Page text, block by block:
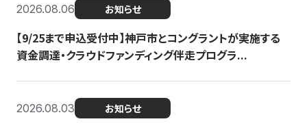
2026.08.06 お知らせ
【9/25まで申込受付中】神戸市とコングラントが実施する
資金調達・クラウドファンディング伴走プログラ...
2026.08.03 お知らせ